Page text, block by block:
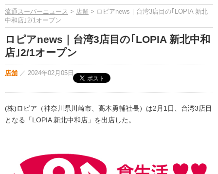
流通スーパーニュース > 店舗 > ロピアnews｜台湾3店目の｢LOPIA 新北
中和店｣2/1オープン
ロピアnews｜台湾3店目の｢LOPIA 新北中和
店｣2/1オープン
店舗 ／ 2024年02月05日
(株)ロピア（神奈川県川崎市、高木勇輔社長）は2月1日、台湾3店目
となる「LOPIA 新北中和店」を出店した。